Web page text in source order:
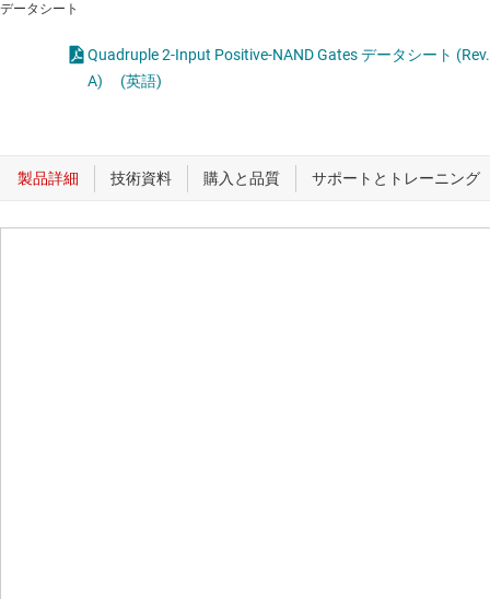
データシート
Quadruple 2-Input Positive-NAND Gates データシート (Rev.
A)
(英語)